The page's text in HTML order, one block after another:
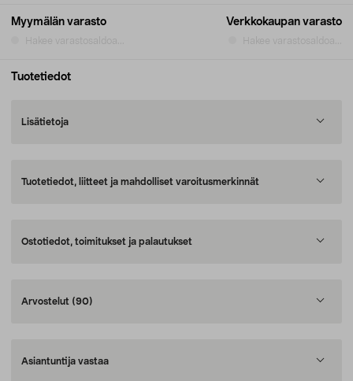
Myymälän varasto
Hakee varastosaldoa...
Verkkokaupan varasto
Hakee varastosaldoa...
Tuotetiedot
Lisätietoja
Tuotetiedot, liitteet ja mahdolliset varoitusmerkinnät
Ostotiedot, toimitukset ja palautukset
Arvostelut (90)
Asiantuntija vastaa